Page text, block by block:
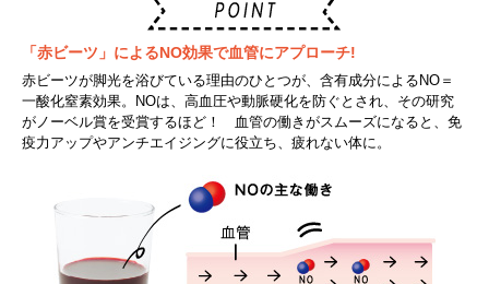
「赤ビーツ」によるNO効果で血管にアプローチ!
赤ビーツが脚光を浴びている理由のひとつが、含有成分によるNO＝
一酸化窒素効果。NOは、高血圧や動脈硬化を防ぐとされ、その研究
がノーベル賞を受賞するほど！ 血管の働きがスムーズになると、免
疫力アップやアンチエイジングに役立ち、疲れない体に。